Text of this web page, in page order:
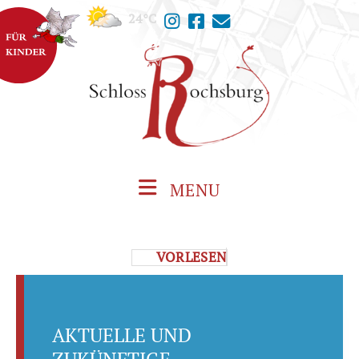
24°C
MENU
VORLESEN
AKTUELLE UND